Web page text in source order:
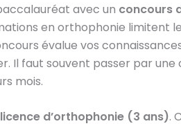
avec un concours
en orthophonie limitent
évalue vos
Il faut souvent passer par
mois.
licence d’orthophonie (3 ans).